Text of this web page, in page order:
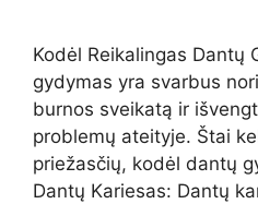
Kodėl Reikalingas Dantų
gydymas yra svarbus
burnos sveikatą ir
problemų ateityje. Štai
priežasčių, kodėl dantų
Dantų Kariesas: Dantų